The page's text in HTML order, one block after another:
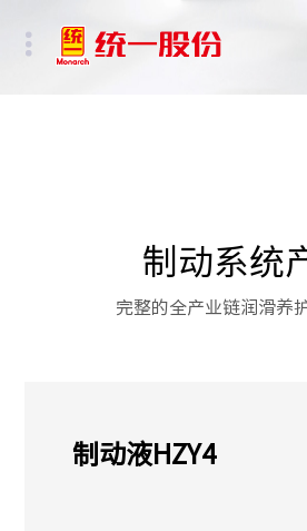
其他行业
制动系统
完整的全产业链润滑养
制动液HZY4